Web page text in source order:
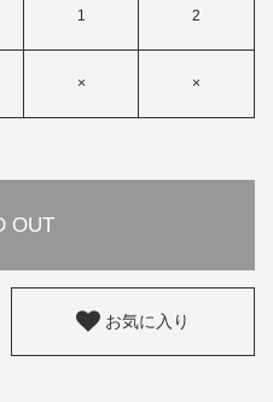
1 2
× ×
OUT
お気に入り